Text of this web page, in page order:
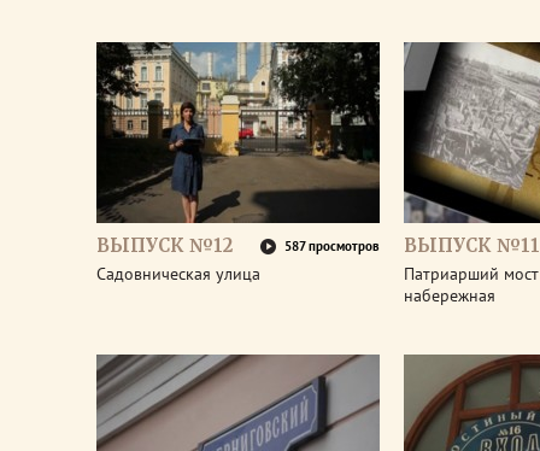
ВЫПУСК №12 587 просмотров
Садовническая улица
ВЫПУСК №11
Патриарший
набережная